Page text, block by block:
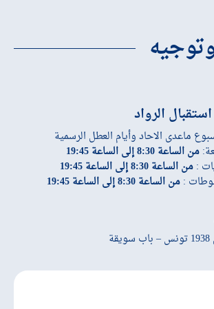
الرواد
ماعدى الاحاد وأيام العطل الرسمية
من الساعة 8:30 إلى الساعة 19:45
:من الساعة 8:30 إلى الساعة 19:45
:من الساعة 8:30 إلى الساعة 19:45